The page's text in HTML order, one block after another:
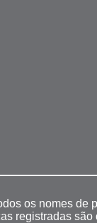
os nomes
registradas